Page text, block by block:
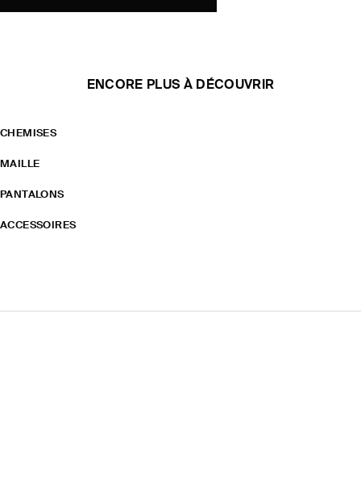
ENCORE PLUS À DÉCOUVRIR
CHEMISES
MAILLE
PANTALONS
ACCESSOIRES